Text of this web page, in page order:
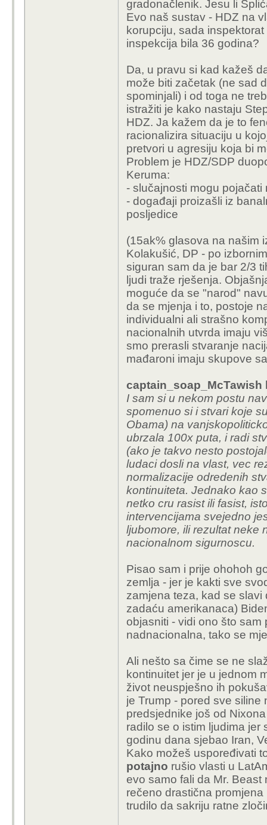
gradonačlenik. Jesu li
Evo naš sustav - HDZ na
korupciju, sada
inspekcija bila 36 godina?
Da, u pravu si kad kažeš
može biti začetak (ne sad
spominjali) i od toga ne
istražiti je kako nastaju
HDZ. Ja kažem da je to
racionalizira situaciju u
pretvori u agresiju koja bi
Problem je HDZ/SDP
Keruma:
- slučajnosti mogu
- događaji proizašli iz
posljedice
(15ak% glasova na našim
Kolakušić, DP - po
siguran sam da je bar 2/3
ljudi traže rješenja.
moguće da se "narod"
da se mjenja i to, postoje
individualni ali strašno
nacionalnih utvrda imaju
smo prerasli stvaranje
mađaroni imaju skupove
captain_soap_McTawish
I sam si u nekom postu
spomenuo si i stvari koje
Obama) na
ubrzala 100x puta, i radi
(ako je takvo nesto
ludaci dosli na vlast, vec
normalizacije odredenih
kontinuiteta. Jednako kao
netko cru rasist ili fasist,
intervencijama svejedno
ljubomore, ili rezultat neke
nacionalnom sigurnoscu.
Pisao sam i prije ohohoh
zemlja - jer je kakti sve
zamjena teza, kad se
zadaću amerikanaca)
objasniti - vidi ono što
nadnacionalna, tako se
Ali nešto sa čime se ne
kontinuitet jer je u jednom
život neuspješno ih
je Trump - pored sve
predsjednike još od
radilo se o istim ljudima jer
godinu dana sjebao Iran,
Kako možeš uspoređivati
potajno rušio vlasti u
evo samo fali da Mr.
rečeno drastična
trudilo da sakriju ratne